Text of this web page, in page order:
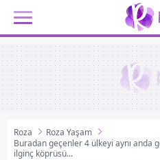
Roza
Roza Yaşam
Buradan geçenler 4 ülkeyi aynı anda
ilginç köprüsü...